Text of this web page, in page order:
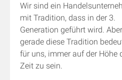
Wir sind ein
mit Tradition, dass in der 3.
Generation geführt wird. Aber
gerade diese Tradition
für uns, immer auf der Höhe
Zeit zu sein.